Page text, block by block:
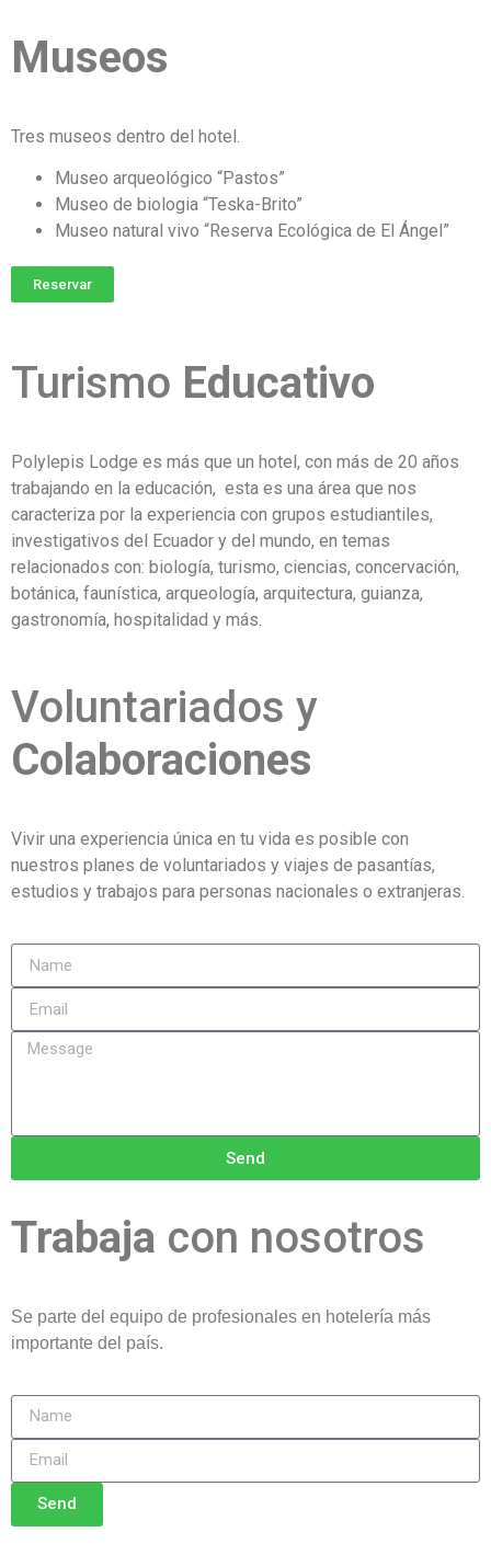
Museos
Tres museos dentro del hotel.
Museo arqueológico “Pastos”
Museo de biologia “Teska-Brito”
Museo natural vivo “Reserva Ecológica de El Ángel”
Reservar
Turismo Educativo
Polylepis Lodge es más que un hotel, con más de 20 años
trabajando en la educación, esta es una área que nos
caracteriza por la experiencia con grupos estudiantiles,
investigativos del Ecuador y del mundo, en temas
relacionados con: biología, turismo, ciencias, concervación,
botánica, faunística, arqueología, arquitectura, guianza,
gastronomía, hospitalidad y más.
Voluntariados y
Colaboraciones
Vivir una experiencia única en tu vida es posible con
nuestros planes de voluntariados y viajes de pasantías,
estudios y trabajos para personas nacionales o extranjeras.
Send
Trabaja con nosotros
Se parte del equipo de profesionales en hotelería más
importante del país.
Send